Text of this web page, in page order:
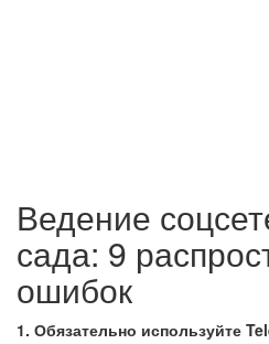
Ведение
сада: 9
ошибок
1. Обязательно используйте